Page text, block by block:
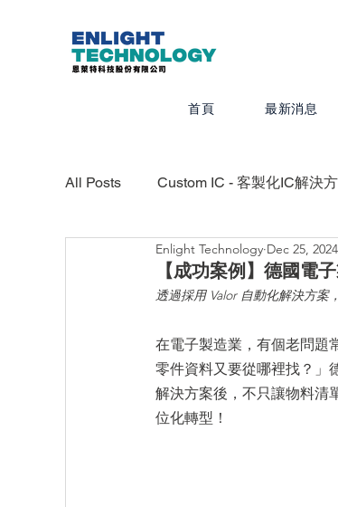
首頁 最新消息
All Posts Custom IC - 客製化IC解決
Valor - PCB設計、組裝、測試最佳化
Quanscient - 以雲端為基礎的多物理
【成功案例】德國電
Enlight Technology Dec 25, 2024
透過採用 Valor 自動化解決方案
在電子製造業，有個老問題
零件資料又要從哪裡找？」
解決方案後，不只讓物料清
位化轉型！